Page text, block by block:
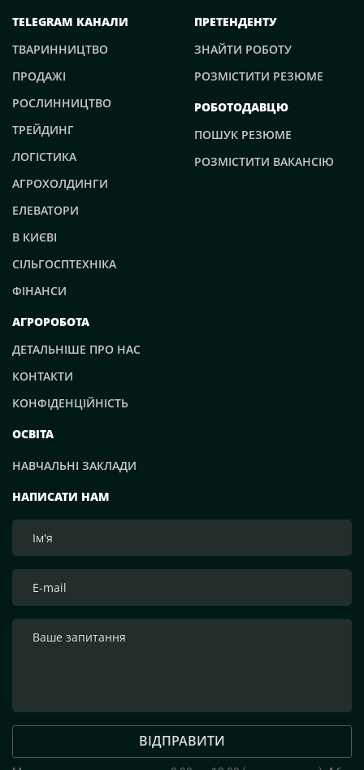
НАПИСАТИ НАМ
ВІДПРАВИТИ
TELEGRAM КАНАЛИ
ТВАРИННИЦТВО
ПРОДАЖІ
РОСЛИННИЦТВО
ТРЕЙДИНГ
ЛОГІСТИКА
АГРОХОЛДИНГИ
ЕЛЕВАТОРИ
В КИЄВІ
СІЛЬГОСПТЕХНІКА
ФІНАНСИ
ПРЕТЕНДЕНТУ
ЗНАЙТИ РОБОТУ
РОЗМІСТИТИ РЕЗЮМЕ
РОБОТОДАВЦЮ
ПОШУК РЕЗЮМЕ
РОЗМІСТИТИ ВАКАНСІЮ
АГРОРОБОТА
ДЕТАЛЬНІШЕ ПРО НАС
КОНТАКТИ
КОНФІДЕНЦІЙНІСТЬ
ОСВІТА
НАВЧАЛЬНІ ЗАКЛАДИ